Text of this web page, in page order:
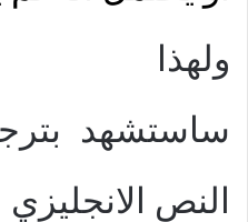
ولهذا
ساستشهد
النص